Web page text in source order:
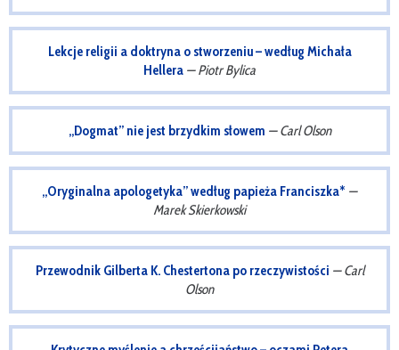
Lekcje religii a doktryna o stworzeniu – według Michała
Hellera — Piotr Bylica
„Dogmat” nie jest brzydkim słowem — Carl Olson
„Oryginalna apologetyka” według papieża Franciszka* —
Marek Skierkowski
Przewodnik Gilberta K. Chestertona po rzeczywistości — Carl
Olson